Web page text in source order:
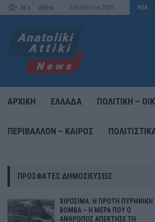
34.4
C
Αθήνα 6 Αυγούστου 2026 ΝΕΑ
ΑΡΧΙΚΗ ΕΛΛΑΔΑ ΠΟΛΙΤΙΚΗ –
ΠΕΡΙΒΑΛΛΟΝ – ΚΑΙΡΟΣ
ΠΡΌΣΦΑΤΕΣ ΔΗΜΟΣΙΕΎΣΕΙΣ
ΧΙΡΟΣΙΜΑ: Η ΠΡΩΤΗ ΠΥΡΗΝΙΚΗ
ΒΟΜΒΑ – Η ΜΕΡΑ ΠΟΥ Ο
ΑΝΘΡΩΠΟΣ ΑΠΕΚΤΗΣΕ ΤΗ